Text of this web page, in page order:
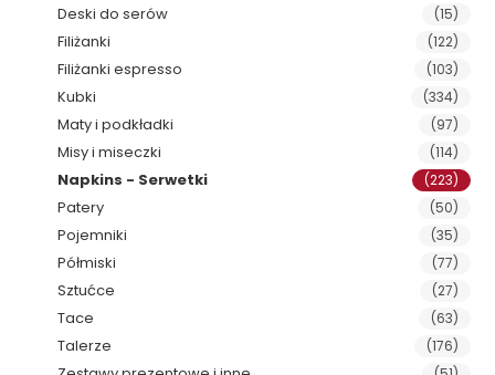
Deski do serów (15)
Filiżanki (122)
Filiżanki espresso (103)
Kubki (334)
Maty i podkładki (97)
Misy i miseczki (114)
Napkins - Serwetki (223)
Patery (50)
Pojemniki (35)
Półmiski (77)
Sztućce (27)
Tace (63)
Talerze (176)